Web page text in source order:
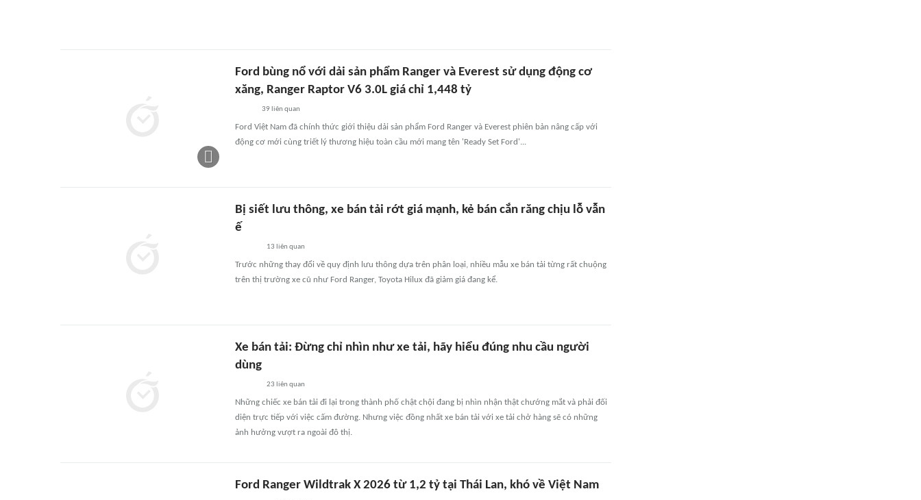
Ford bùng nổ với dải sản phẩm Ranger và Everest sử dụng động cơ
xăng, Ranger Raptor V6 3.0L giá chỉ 1,448 tỷ
39 liên quan
Ford Việt Nam đã chính thức giới thiệu dải sản phẩm Ford Ranger và Everest phiên bản nâng cấp với
động cơ mới cùng triết lý thương hiệu toàn cầu mới mang tên 'Ready Set Ford'...
Bị siết lưu thông, xe bán tải rớt giá mạnh, kẻ bán cắn răng chịu lỗ vẫn
ế
13 liên quan
Trước những thay đổi về quy định lưu thông dựa trên phân loại, nhiều mẫu xe bán tải từng rất chuộng
trên thị trường xe cũ như Ford Ranger, Toyota Hilux đã giảm giá đang kể.
Xe bán tải: Đừng chỉ nhìn như xe tải, hãy hiểu đúng nhu cầu người
dùng
23 liên quan
Những chiếc xe bán tải đi lại trong thành phố chật chội đang bị nhìn nhận thật chướng mắt và phải đối
diện trực tiếp với việc cấm đường. Nhưng việc đồng nhất xe bán tải với xe tải chở hàng sẽ có những
ảnh hưởng vượt ra ngoài đô thị.
Ford Ranger Wildtrak X 2026 từ 1,2 tỷ tại Thái Lan, khó về Việt Nam